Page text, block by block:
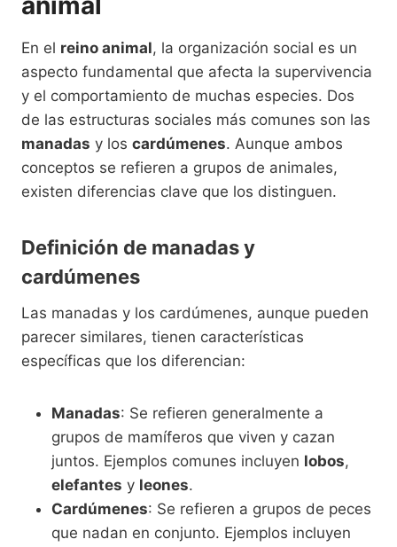
En el reino animal, la organización social es un
aspecto fundamental que afecta la supervivencia
y el comportamiento de muchas especies. Dos
de las estructuras sociales más comunes son las
manadas y los cardúmenes. Aunque ambos
conceptos se refieren a grupos de animales,
existen diferencias clave que los distinguen.
Definición de manadas y
cardúmenes
Las manadas y los cardúmenes, aunque pueden
parecer similares, tienen características
específicas que los diferencian:
Manadas: Se refieren generalmente a
grupos de mamíferos que viven y cazan
juntos. Ejemplos comunes incluyen lobos,
elefantes y leones.
Cardúmenes: Se refieren a grupos de peces
que nadan en conjunto. Ejemplos incluyen